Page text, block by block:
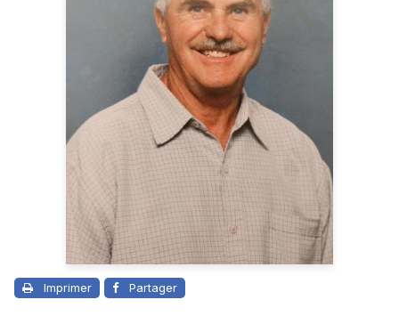
Imprimer Partager